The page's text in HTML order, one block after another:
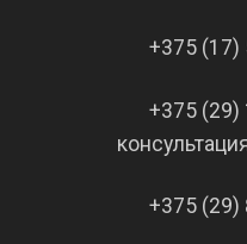
+375 (17)
+375 (29)
+375 (29)